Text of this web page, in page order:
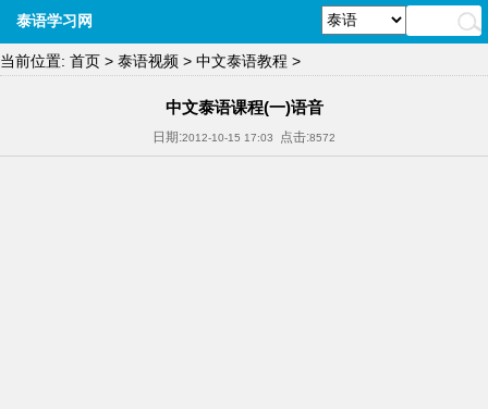
泰语学习网
当前位置: 首页 > 泰语视频 > 中文泰语教程 >
中文泰语课程(一)语音
日期:2012-10-15 17:03 点击:8572